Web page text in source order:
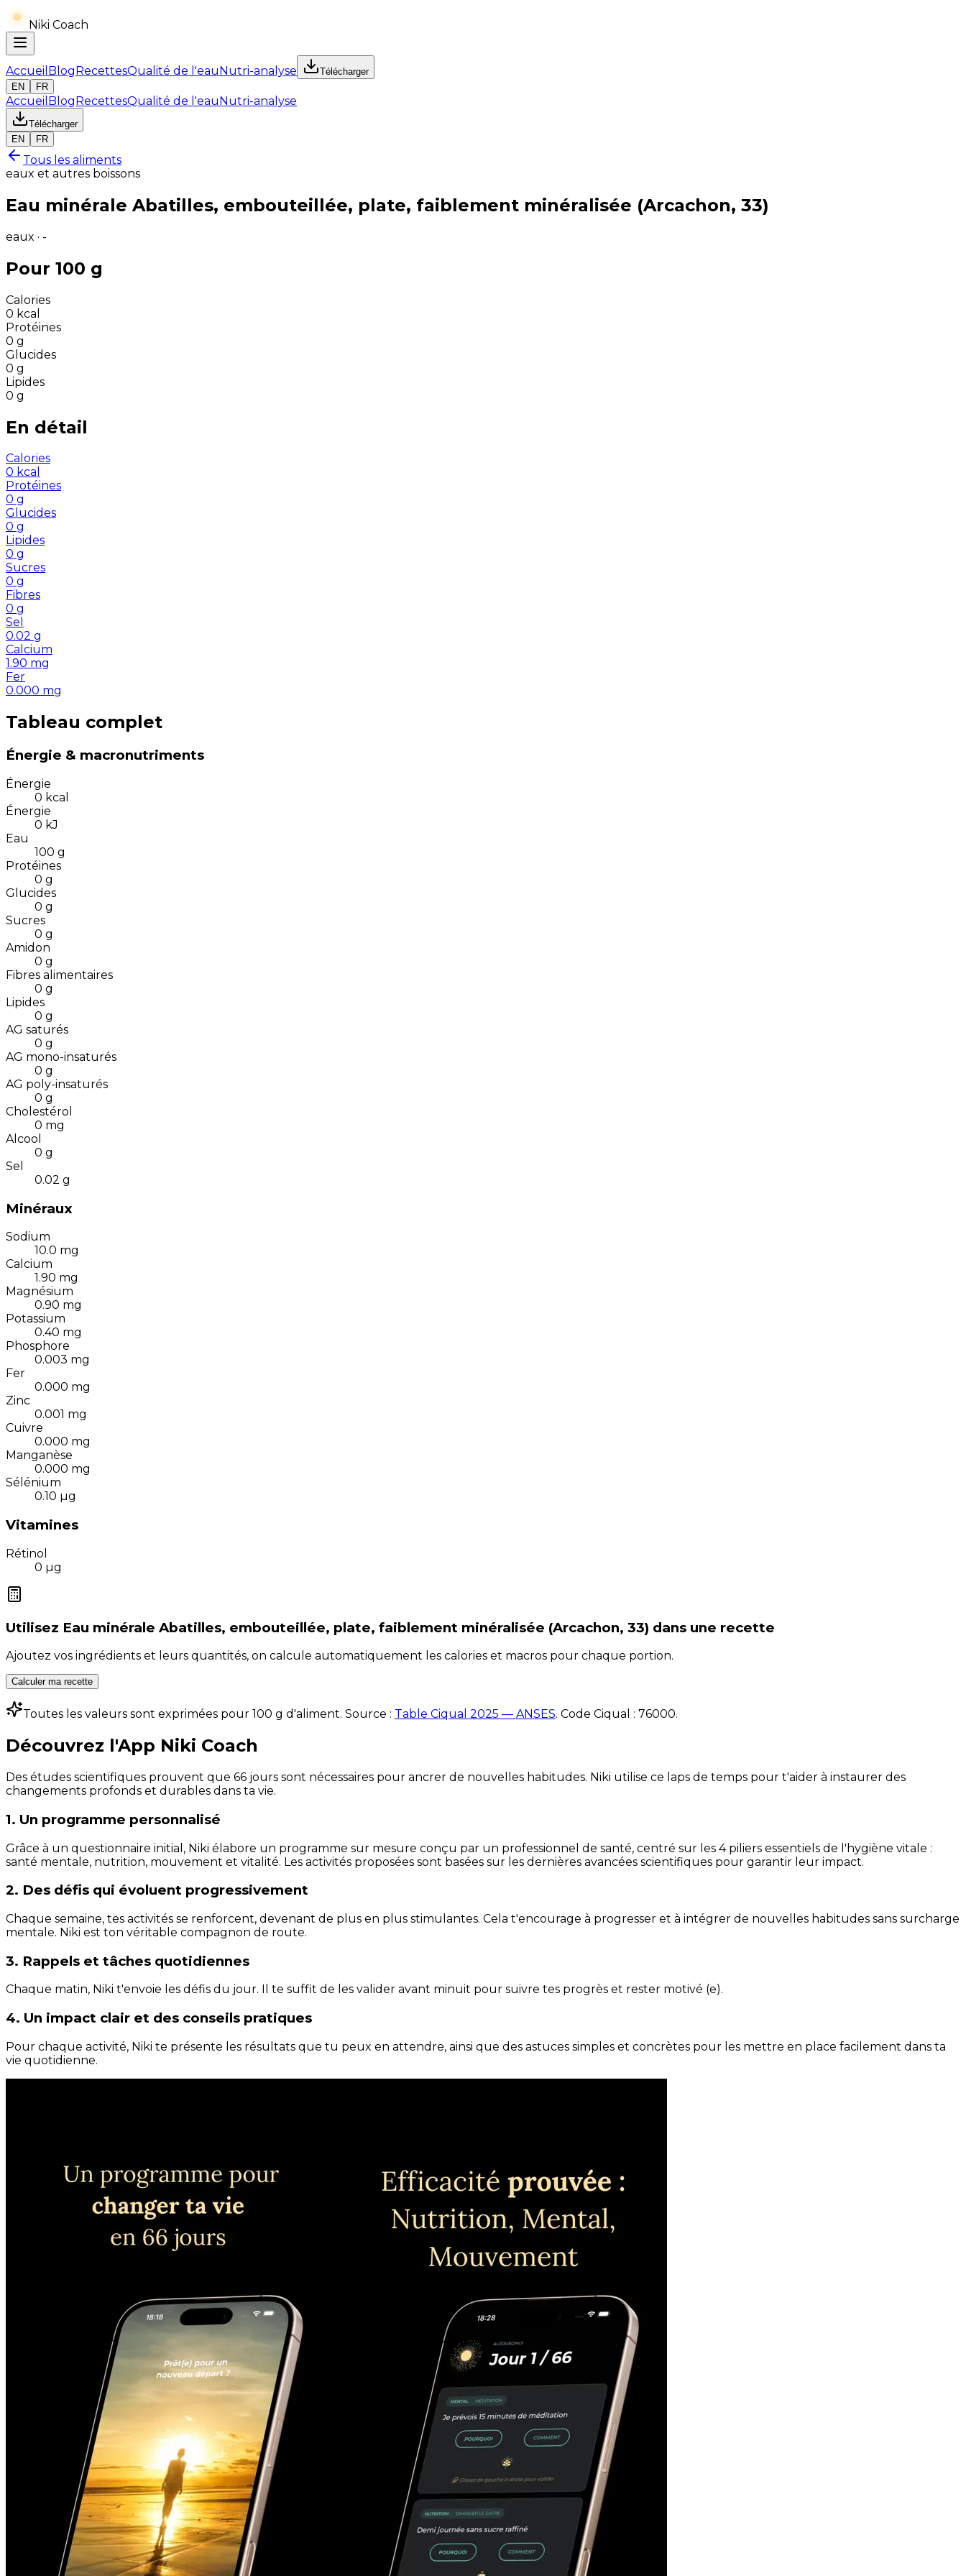
Niki Coach
Accueil BlogRecettesQualité de l'eauNutri-analyse
Télécharger
EN
FR
Accueil BlogRecettesQualité de l'eauNutri-analyse
Télécharger
EN
FR
Tous les aliments
eaux et autres boissons
Eau minérale Abatilles, embouteillée, plate, faiblement minéralisée (Arcachon, 33)
eaux · -
Pour 100 g
Calories
0 kcal
Protéines
0 g
Glucides
0 g
Lipides
0 g
En détail
Calories
0 kcal
Protéines
0 g
Glucides
0 g
Lipides
0 g
Sucres
0 g
Fibres
0 g
Sel
0.02 g
Calcium
1.90 mg
Fer
0.000 mg
Tableau complet
Énergie & macronutriments
Énergie
0 kcal
Énergie
0 kJ
Eau
100 g
Protéines
0 g
Glucides
0 g
Sucres
0 g
Amidon
0 g
Fibres alimentaires
0 g
Lipides
0 g
AG saturés
0 g
AG mono-insaturés
0 g
AG poly-insaturés
0 g
Cholestérol
0 mg
Alcool
0 g
Sel
0.02 g
Minéraux
Sodium
10.0 mg
Calcium
1.90 mg
Magnésium
0.90 mg
Potassium
0.40 mg
Phosphore
0.003 mg
Fer
0.000 mg
Zinc
0.001 mg
Cuivre
0.000 mg
Manganèse
0.000 mg
Sélénium
0.10 µg
Vitamines
Rétinol
0 µg
Utilisez Eau minérale Abatilles, embouteillée, plate, faiblement minéralisée (Arcachon, 33) dans une recette
Ajoutez vos ingrédients et leurs quantités, on calcule automatiquement les calories et macros pour chaque portion.
Calculer ma recette
Toutes les valeurs sont exprimées pour 100 g d'aliment. Source : Table Ciqual 2025 — ANSES. Code Ciqual : 76000.
Découvrez l'App Niki Coach
Des études scientifiques prouvent que 66 jours sont nécessaires pour ancrer de nouvelles habitudes. Niki utilise ce laps de temps pour t'aider à instaurer des
changements profonds et durables dans ta vie.
1. Un programme personnalisé
Grâce à un questionnaire initial, Niki élabore un programme sur mesure conçu par un professionnel de santé, centré sur les 4 piliers essentiels de l'hygiène vitale :
santé mentale, nutrition, mouvement et vitalité. Les activités proposées sont basées sur les dernières avancées scientifiques pour garantir leur impact.
2. Des défis qui évoluent progressivement
Chaque semaine, tes activités se renforcent, devenant de plus en plus stimulantes. Cela t'encourage à progresser et à intégrer de nouvelles habitudes sans surcharge
mentale. Niki est ton véritable compagnon de route.
3. Rappels et tâches quotidiennes
Chaque matin, Niki t'envoie les défis du jour. Il te suffit de les valider avant minuit pour suivre tes progrès et rester motivé (e).
4. Un impact clair et des conseils pratiques
Pour chaque activité, Niki te présente les résultats que tu peux en attendre, ainsi que des astuces simples et concrètes pour les mettre en place facilement dans ta
vie quotidienne.